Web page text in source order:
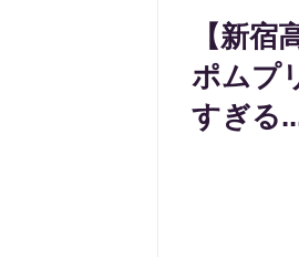
【新
ポムプ
すぎる